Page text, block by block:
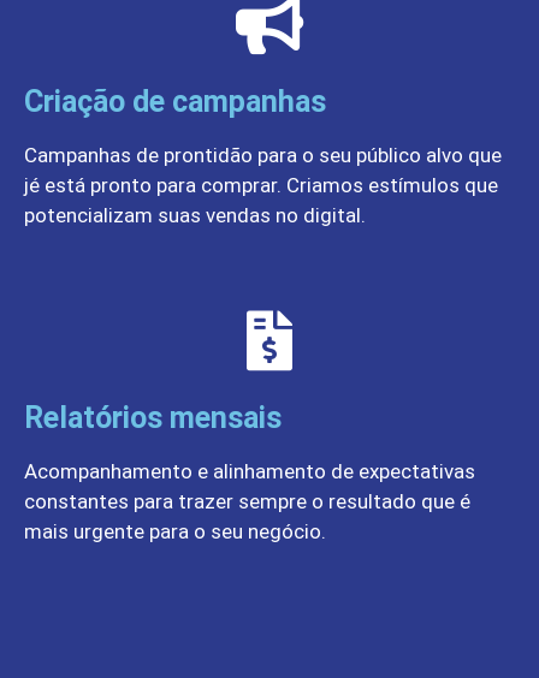
Criação de campanhas
Campanhas de prontidão para o seu público alvo que
jé está pronto para comprar. Criamos estímulos que
potencializam suas vendas no digital.
Relatórios mensais
Acompanhamento e alinhamento de expectativas
constantes para trazer sempre o resultado que é
mais urgente para o seu negócio.